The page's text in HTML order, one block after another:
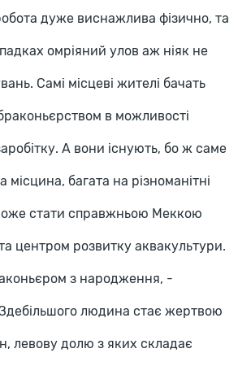
дуже виснажлива фізично, та
омріяний улов аж ніяк не
Самі місцеві жителі бачать
браконьєрством в можливості
А вони існують, бо ж саме
місцина, багата на різноманітні
стати справжньою Меккою
центром розвитку аквакультури.
з народження, -
людина стає жертвою
левову долю з яких складає